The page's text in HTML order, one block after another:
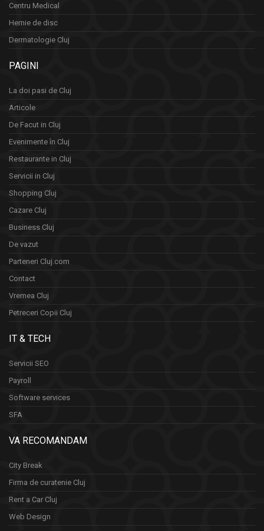
Centru Medical
Hernie de disc
Dermatologie Cluj
PAGINI
La doi pasi de Cluj
Articole
De Facut in Cluj
Evenimente în Cluj
Restaurante in Cluj
Servicii in Cluj
Shopping Cluj
Cazare Cluj
Business Cluj
De vazut
Parteneri Cluj.com
Contact
Vremea Cluj
Petreceri Copii Cluj
IT & TECH
Servicii SEO
Payroll
Software services
SFA
VA RECOMANDAM
City Break
Firma de curatenie Cluj
Rent a Car Cluj
Web Design